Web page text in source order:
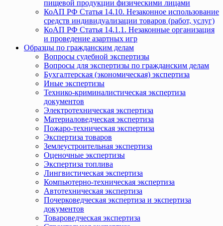
пищевой продукции физическими лицами
КоАП РФ Статья 14.10. Незаконное использование
средств индивидуализации товаров (работ, услуг)
КоАП РФ Статья 14.1.1. Незаконные организация
и проведение азартных игр
Образцы по гражданским делам
Вопросы судебной экспертизы
Вопросы для экспертизы по гражданским делам
Бухгалтерская (экономическая) экспертиза
Иные экспертизы
Технико-криминалистическая экспертиза
документов
Электротехническая экспертиза
Материаловедческая экспертиза
Пожаро-техническая экспертиза
Экспертиза товаров
Землеустроительная экспертиза
Оценочные экспертизы
Экспертиза топлива
Лингвистическая экспертиза
Компьютерно-техническая экспертиза
Автотехническая экспертиза
Почерковедческая экспертиза и экспертиза
документов
Товароведческая экспертиза